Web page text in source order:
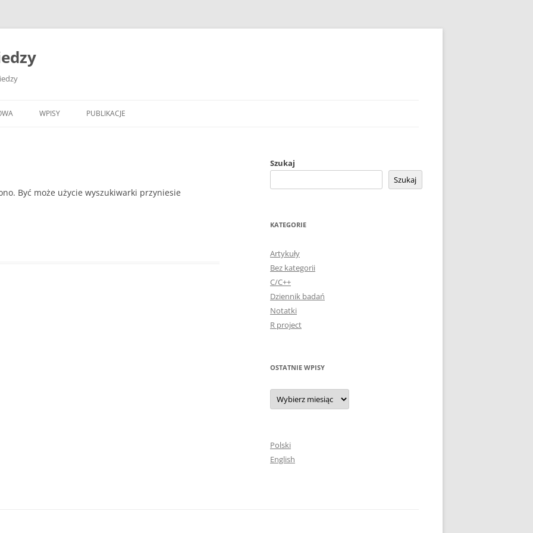
WPISY PUBLIKACJE
Być może użycie wyszukiwarki przyniesie
Szukaj
Szukaj
KATEGORIE
Artykuły
Bez kategorii
C/C++
Dziennik badań
Notatki
R project
OSTATNIE WPISY
Ostatnie
wpisy
Polski
English